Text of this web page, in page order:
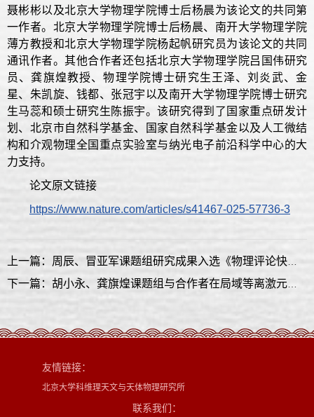
聂彬彬以及北京大学物理学院博士后杨晨为该论文的共同第
一作者。北京大学物理学院博士后杨晨、南开大学物理学院
薄方教授和北京大学物理学院杨起帆研究员为该论文的共同
通讯作者。其他合作者还包括北京大学物理学院吕国伟研究
员、龚旗煌教授、物理学院博士研究生王泽、刘炎武、金
星、朱凯旋、钱都、张冠宇以及南开大学物理学院博士研究
生马蕊和硕士研究生陈振宇。该研究得到了国家重点研发计
划、北京市自然科学基金、国家自然科学基金以及人工微结
构和介观物理全国重点实验室与纳光电子前沿科学中心的大
力支持。
论文原文链接
https://www.nature.com/articles/s41467-025-57736-3
友情链接：
北京大学科维理天文与天体物理研究所
联系我们：